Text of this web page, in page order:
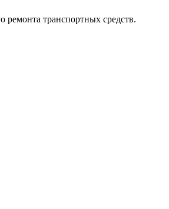
ремонта транспортных средств.